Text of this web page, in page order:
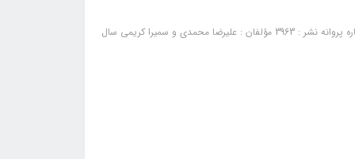
کتاب مفاهیم اساسی در روانشناسی تربیتی: ناشر : انتشارات کتابخانه فرهنگ شماره پروانه نشر : 3963 مؤلفان : علیرضا محمدی و سمیرا کریمی سال